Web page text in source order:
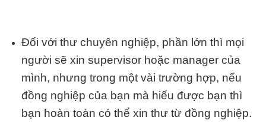
Đối với thư chuyên nghiệp, phần lớn thì mọi
người sẽ xin supervisor hoặc manager của
mình, nhưng trong một vài trường hợp, nếu
đồng nghiệp của bạn mà hiểu được bạn thì
bạn hoàn toàn có thể xin thư từ đồng nghiệp.